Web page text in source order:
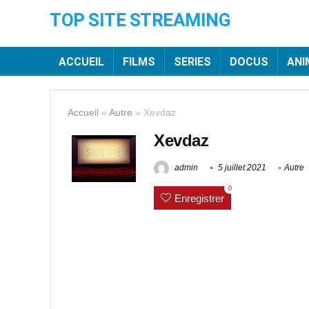
TOP SITE STREAMING
ACCUEIL FILMS SERIES DOCUS
Accueil » Autre » Xevdaz
Xevdaz
admin 5 juillet 2021 Autre
Enregistrer
0